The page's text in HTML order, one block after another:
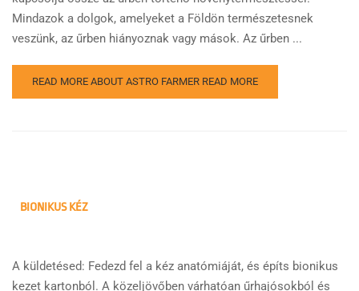
Mindazok a dolgok, amelyeket a Földön természetesnek
veszünk, az űrben hiányoznak vagy mások. Az űrben ...
READ MORE ABOUT ASTRO FARMER READ MORE
BIONIKUS KÉZ
A küldetésed: Fedezd fel a kéz anatómiáját, és építs bionikus
kezet kartonból. A közeljövőben várhatóan űrhajósokból és